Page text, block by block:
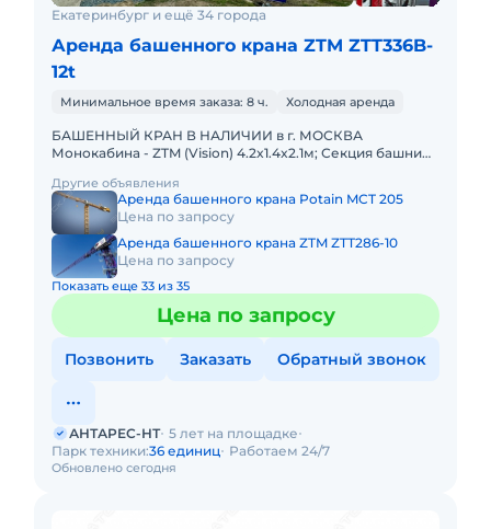
Екатеринбург и ещё 34 города
Аренда башенного крана ZTM ZTT336B-
12t
Минимальное время заказа: 8 ч. Холодная аренда
БАШЕННЫЙ КРАН В НАЛИЧИИ в г. МОСКВА
Монокабина - ZTM (Vision) 4.2x1.4x2.1м; Секция башни
40° C Анкерн
Другие объявления
Аренда башенного крана Potain MCT 205
Цена по запросу
Аренда башенного крана ZTM ZTT286-10
Цена по запросу
Показать еще 33 из 35
Цена по запросу
Позвонить Заказать Обратный звонок
Обновлено сегодня
АНТАРЕС-НТ 5 лет на площадке
Парк техники:36 единиц Работаем 24/7